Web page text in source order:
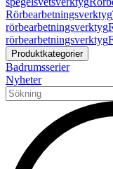
Rörbearbetningsverktyg
rörbearbetningsverktyg
rörbearbetningsverktyg
Produktkategorier
Badrumsserier
Nyheter